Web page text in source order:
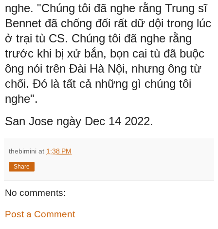
nghe. "Chúng tôi đã nghe rằng Trung sĩ
Bennet đã chống đối rất dữ dội trong lúc
ở trại tù CS. Chúng tôi đã nghe rằng
trước khi bị xử bắn, bọn cai tù đã buộc
ông nói trên Đài Hà Nội, nhưng ông từ
chối. Đó là tất cả những gì chúng tôi
nghe".
San Jose ngày Dec 14 2022.
thebimini at 1:38 PM
Share
No comments:
Post a Comment